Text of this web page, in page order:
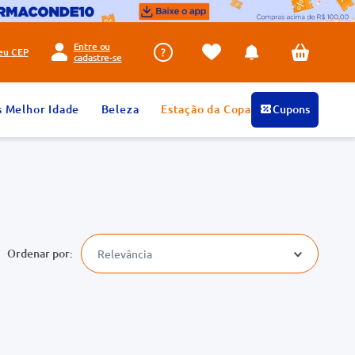
CEP
Entre ou
cadastre-se
Melhor Idade Beleza Estação da Copa Cupons
Relevância